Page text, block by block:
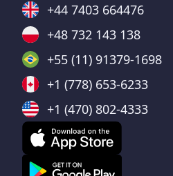
+44 7403 664476
+48 732 143 138
+55 (11) 91379-1698
+1 (778) 653-6233
+1 (470) 802-4333